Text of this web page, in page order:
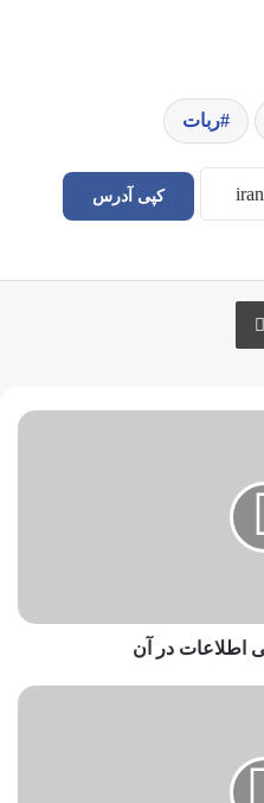
ربات
کپی آدرس
اطلاعات در آن